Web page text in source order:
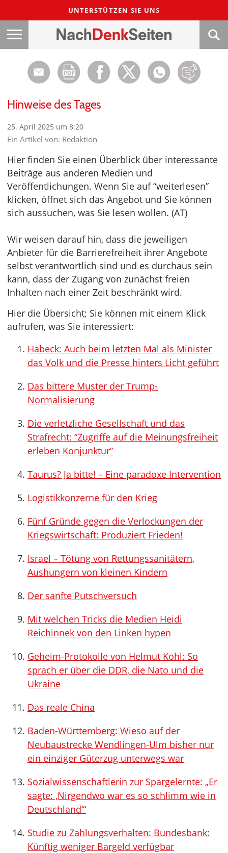
UNTERSTÜTZEN SIE UNS
Hinweise des Tages
25. April 2025 um 8:20
Ein Artikel von: Redaktion
Hier finden Sie einen Überblick über interessante
Beiträge aus anderen Medien und
Veröffentlichungen. Wenn Sie auf “weiterlesen”
klicken, öffnet sich das Angebot und Sie können
sich aussuchen, was Sie lesen wollen. (AT)
Wir weisen darauf hin, dass die jeweiligen
Anbieter für die Barrierefreiheit ihrer Angebote
selbst verantwortlich sind und es durchaus sein
kann, dass der Zugang von zunächst freien
Inhalten nach einer Zeit beschränkt wird.
Hier die Übersicht; Sie können mit einem Klick
aufrufen, was Sie interessiert:
Habeck: Auch beim letzten Mal als Minister
das Volk und die Presse hinters Licht geführt
Das bittere Muster der Trump-
Normalisierung
Die verletzliche Gesellschaft und das
Strafrecht: “Zugriffe auf die Meinungsfreiheit
erleben Konjunktur”
Taurus? Ja bitte! – Eine paradoxe Intervention
Logistikkonzerne für den Krieg
Fünf Gründe gegen die Verlockungen der
Kriegswirtschaft: Produziert Frieden!
Israel – Tötung von Rettungssanitätern,
Aushungern von kleinen Kindern
Der sanfte Putschversuch
Mit welchen Tricks die Medien Heidi
Reichinnek von den Linken hypen
Geheim-Protokolle von Helmut Kohl: So
sprach er über die DDR, die Nato und die
Ukraine
Das reale China
Baden-Württemberg: Wieso auf der
Neubaustrecke Wendlingen-Ulm bisher nur
ein einziger Güterzug unterwegs war
Sozialwissenschaftlerin zur Spargelernte: „Er
sagte: ‚Nirgendwo war es so schlimm wie in
Deutschland‘“
Studie zu Zahlungsverhalten: Bundesbank:
Künftig weniger Bargeld verfügbar